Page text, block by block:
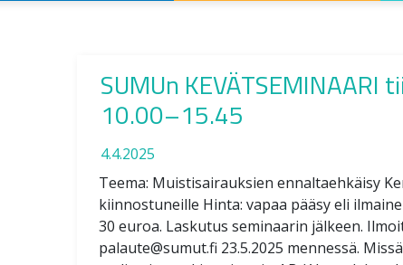
SUMUn
10.00–15.45
4.4.2025
Teema: Muistisairauksien ennaltaehkäisy
kiinnostuneille Hinta: vapaa pääsy eli
30 euroa. Laskutus seminaarin jälkeen.
palaute@sumut.fi 23.5.2025 mennessä.